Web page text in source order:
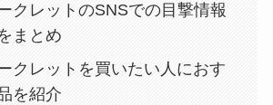
クレットのSNSでの目撃情報
まとめ
クレットを買いたい人におす
を紹介